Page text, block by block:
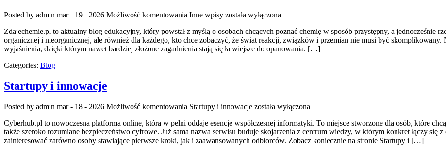
Posted by admin mar - 19 - 2026 Możliwość komentowania Inne wpisy została wyłączona
Zdajechemie.pl to aktualny blog edukacyjny, który powstał z myślą o osobach chcących poznać chemię w sposób przystępny, a jednocześnie
organicznej i nieorganicznej, ale również dla każdego, kto chce zobaczyć, że świat reakcji, związków i przemian nie musi być skomplikowany.
wyjaśnienia, dzięki którym nawet bardziej złożone zagadnienia stają się łatwiejsze do opanowania. […]
Categories: Blog
Startupy i innowacje
Posted by admin mar - 18 - 2026 Możliwość komentowania Startupy i innowacje została wyłączona
Cyberhub.pl to nowoczesna platforma online, która w pełni oddaje esencję współczesnej informatyki. To miejsce stworzone dla osób, które
także szeroko rozumiane bezpieczeństwo cyfrowe. Już sama nazwa serwisu buduje skojarzenia z centrum wiedzy, w którym konkret łączy się
zainteresować zarówno osoby stawiające pierwsze kroki, jak i zaawansowanych odbiorców. Zobacz koniecznie na stronie Startupy i […]